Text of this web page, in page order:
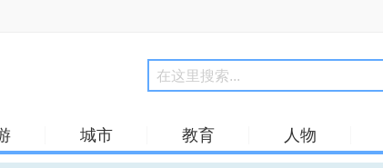
城市 教育
人物